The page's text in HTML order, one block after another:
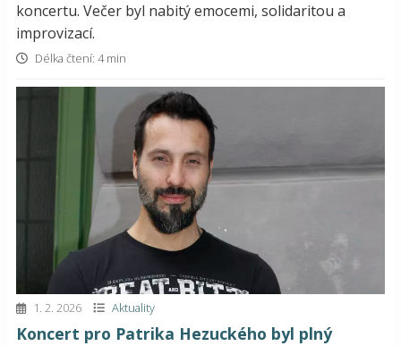
koncertu. Večer byl nabitý emocemi, solidaritou a
improvizací.
Délka čtení: 4 min
1. 2. 2026 Aktuality
Koncert pro Patrika Hezuckého byl plný